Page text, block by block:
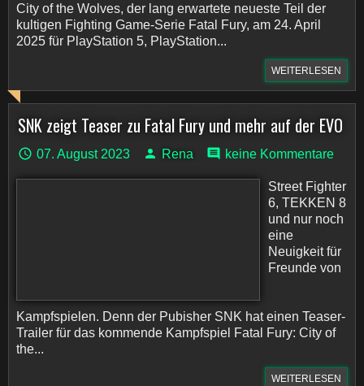
City of the Wolves, der lang erwartete neueste Teil der
kultigen Fighting Game-Serie Fatal Fury, am 24. April
2025 für PlayStation 5, PlayStation...
WEITERLESEN
SNK zeigt Teaser zu Fatal Fury und mehr auf der EVO
07. August 2023 Rena keine Kommentare
Street Fighter
6, TEKKEN 8
und nur noch
eine
Neuigkeit für
Freunde von
Kampfspielen. Denn der Pubisher SNK hat einen Teaser-
Trailer für das kommende Kampfspiel Fatal Fury: City of
the...
WEITERLESEN